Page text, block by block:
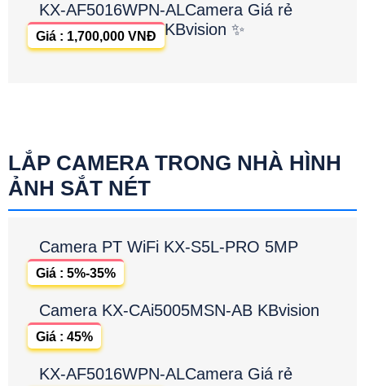
KX-AF5016WPN-ALCamera Giá rẻ
KBvision ✨
Giá : 1,700,000 VNĐ
LẮP CAMERA TRONG NHÀ HÌNH
ẢNH SẮT NÉT
Camera PT WiFi KX-S5L-PRO 5MP
Giá : 5%-35%
Camera KX-CAi5005MSN-AB KBvision
Giá : 45%
KX-AF5016WPN-ALCamera Giá rẻ